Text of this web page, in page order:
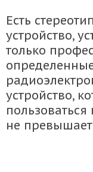
Есть
устройство,
только
устройство,
не